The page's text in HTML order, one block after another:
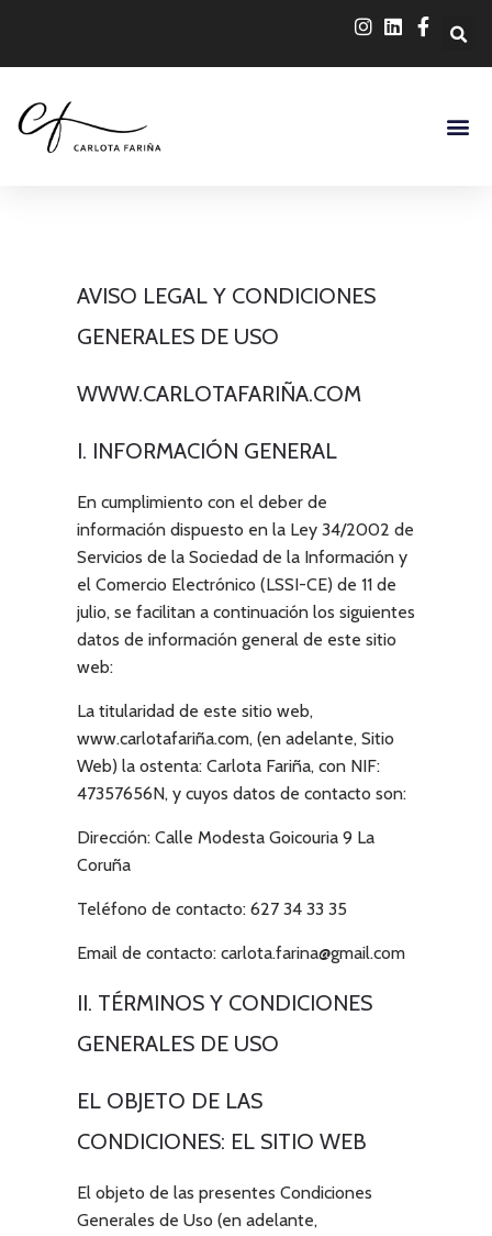
AVISO LEGAL Y CONDICIONES
GENERALES DE USO
WWW.CARLOTAFARIÑA.COM
I. INFORMACIÓN GENERAL
En cumplimiento con el deber de
información dispuesto en la Ley 34/2002 de
Servicios de la Sociedad de la Información y
el Comercio Electrónico (LSSI-CE) de 11 de
julio, se facilitan a continuación los siguientes
datos de información general de este sitio
web:
La titularidad de este sitio web,
www.carlotafariña.com, (en adelante, Sitio
Web) la ostenta: Carlota Fariña, con NIF:
47357656N, y cuyos datos de contacto son:
Dirección: Calle Modesta Goicouria 9 La
Coruña
Teléfono de contacto: 627 34 33 35
Email de contacto: carlota.farina@gmail.com
II. TÉRMINOS Y CONDICIONES
GENERALES DE USO
EL OBJETO DE LAS
CONDICIONES: EL SITIO WEB
El objeto de las presentes Condiciones
Generales de Uso (en adelante,